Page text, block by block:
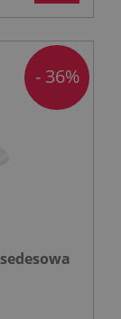
sedesowa
- 36%